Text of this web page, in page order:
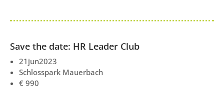
Save the date: HR Leader Club
21jun2023
Schlosspark Mauerbach
€ 990